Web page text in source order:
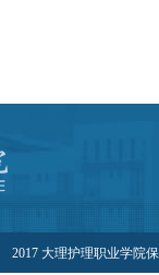
2017 大理护理职业学院